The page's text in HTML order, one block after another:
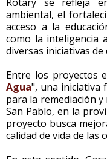
ambiental, el
acceso a la
como la inteligencia
diversas iniciativas
Entre los proyectos
Agua", una iniciativa
para la remediación
San Pablo, en la
proyecto busca
calidad de vida de las